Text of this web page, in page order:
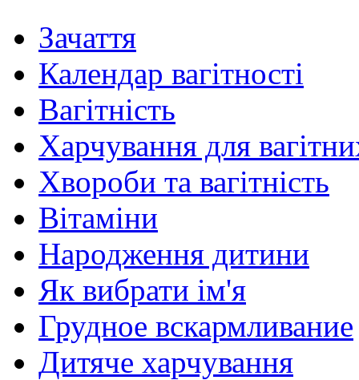
Зачаття
Календар вагітності
Вагітність
Харчування для
Хвороби та вагітність
Вітаміни
Народження дитини
Як вибрати ім'я
Грудное вскармливание
Дитяче харчування